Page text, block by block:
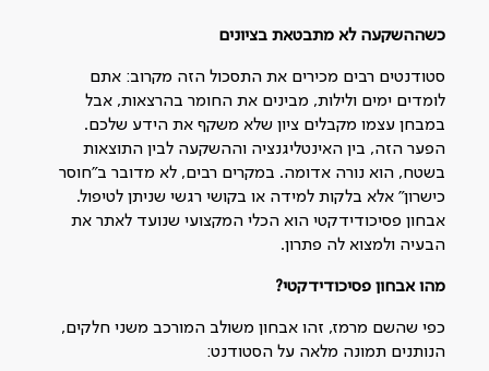
כשההשקעה לא מתבטאת בציונים
סטודנטים רבים מכירים את התסכול הזה מקרוב: אתם
לומדים ימים ולילות, מבינים את החומר בהרצאות, אבל
במבחן עצמו מקבלים ציון שלא משקף את הידע שלכם.
הפער הזה, בין האינטליגנציה וההשקעה לבין התוצאות
בשטח, הוא נורה אדומה. במקרים רבים, לא מדובר ב"חוסר
כישרון" אלא בלקות למידה או בקושי רגשי שניתן לטיפול.
אבחון פסיכודידקטי הוא הכלי המקצועי שנועד לאתר את
הבעיה ולמצוא לה פתרון.
מהו אבחון פסיכודידקטי?
כפי שהשם מרמז, זהו אבחון משולב המורכב משני חלקים,
הנותנים תמונה מלאה על הסטודנט: